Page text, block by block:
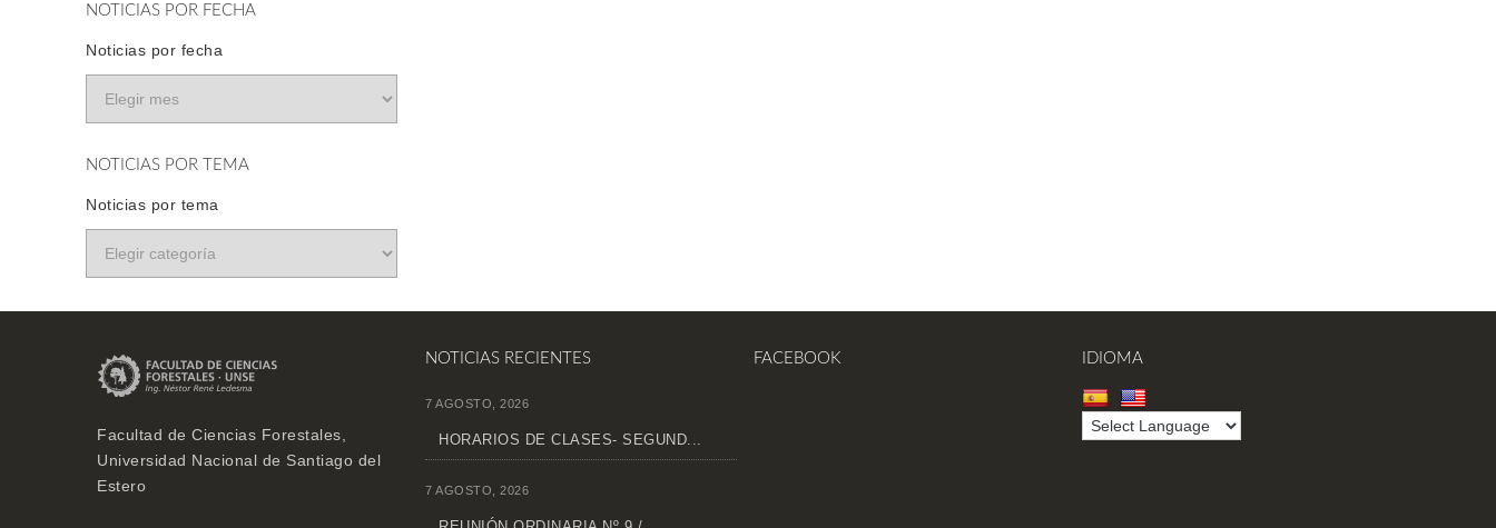
NOTICIAS POR FECHA
Noticias por fecha
NOTICIAS POR TEMA
Noticias por tema
Facultad de Ciencias Forestales,
Universidad Nacional de Santiago del
Estero
NOTICIAS RECIENTES
7 AGOSTO, 2026
HORARIOS DE CLASES- SEGUND...
7 AGOSTO, 2026
FACEBOOK IDIOMA